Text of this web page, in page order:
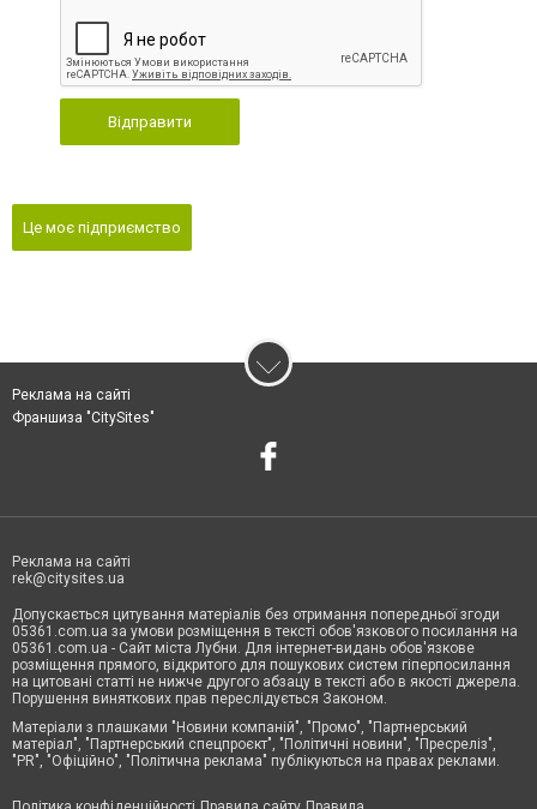
Відправити
Це моє підприємство
Реклама на сайті
Франшиза "CitySites"
Реклама на сайті
rek@citysites.ua
Допускається цитування матеріалів без отримання попередньої згоди
05361.com.ua за умови розміщення в тексті обов'язкового посилання на
05361.com.ua - Сайт міста Лубни. Для інтернет-видань обов'язкове
розміщення прямого, відкритого для пошукових систем гіперпосилання
на цитовані статті не нижче другого абзацу в тексті або в якості джерела.
Порушення виняткових прав переслідується Законом.
Матеріали з плашками "Новини компаній", "Промо", "Партнерський
матеріал", "Партнерський спецпроєкт", "Політичні новини", "Пресреліз",
"PR", "Офіційно", "Політична реклама" публікуються на правах реклами.